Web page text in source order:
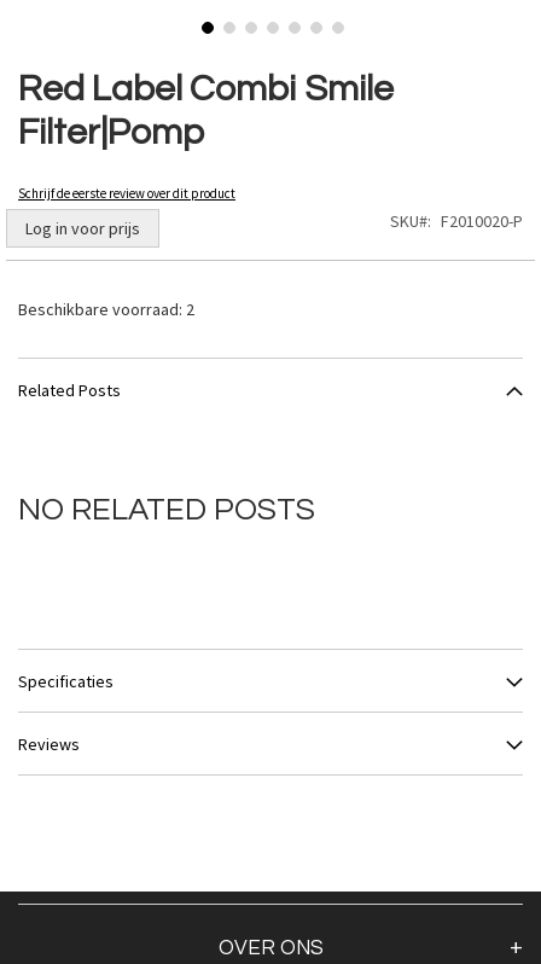
Red Label Combi Smile
Filter|Pomp
Schrijf de eerste review over dit product
Log in voor prijs SKU F2010020-P
Beschikbare voorraad: 2
naar
het
begin
van
afbeeldingen-
gallerij
Related Posts
NO RELATED POSTS
Specificaties
Reviews
OVER ONS